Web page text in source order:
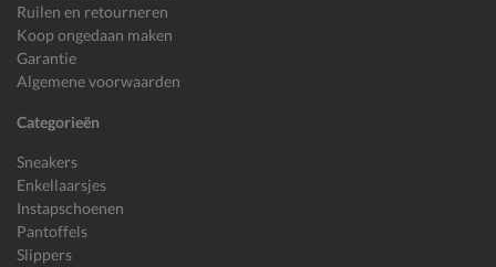
Ruilen en retourneren
Koop ongedaan maken
Garantie
Algemene voorwaarden
Categorieën
Sneakers
Enkellaarsjes
Instapschoenen
Pantoffels
Slippers